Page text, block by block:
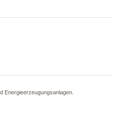
Energieerzeugungsanlagen.